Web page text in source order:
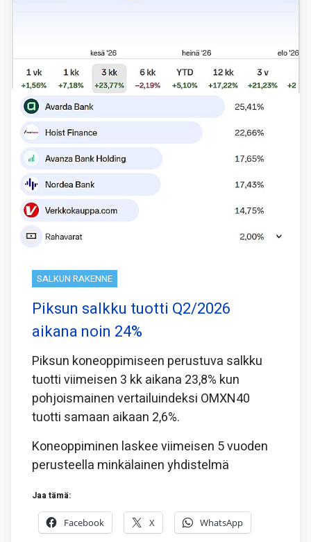
SALKUN RAKENNE
Piksun salkku tuotti Q2/2026
aikana noin 24%
Piksun koneoppimiseen perustuva salkku
tuotti viimeisen 3 kk aikana 23,8% kun
pohjoismainen vertailuindeksi OMXN40
tuotti samaan aikaan 2,6%.
Koneoppiminen laskee viimeisen 5 vuoden
perusteella minkälainen yhdistelmä
Jaa tämä:
Facebook X WhatsApp